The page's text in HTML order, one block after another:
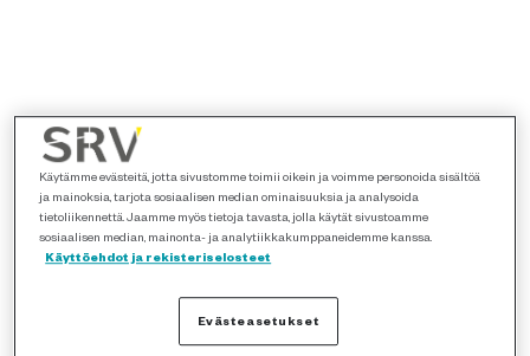
Käytämme evästeitä, jotta sivustomme toimii oikein ja voimme personoida sisältöä
ja mainoksia, tarjota sosiaalisen median ominaisuuksia ja analysoida
tietoliikennettä. Jaamme myös tietoja tavasta, jolla käytät sivustoamme
sosiaalisen median, mainonta- ja analytiikkakumppaneidemme kanssa.
Käyttöehdot ja rekisteriselosteet
Evästeasetukset